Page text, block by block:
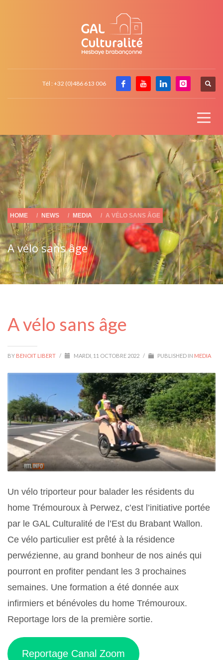
Tél : +32 (0)486 613 006
HOME NEWS MEDIA A VÉLO SANS ÂGE
A vélo sans âge
A vélo sans âge
BY BENOIT LIBERT / MARDI, 11 OCTOBRE 2022 / PUBLISHED IN MEDIA
Un vélo triporteur pour balader les résidents du
home Trémouroux à Perwez, c’est l’initiative portée
par le GAL Culturalité de l’Est du Brabant Wallon.
Ce vélo particulier est prêté à la résidence
perwézienne, au grand bonheur de nos ainés qui
pourront en profiter pendant les 3 prochaines
semaines. Une formation a été donnée aux
infirmiers et bénévoles du home Trémouroux.
Reportage lors de la première sortie.
Reportage Canal Zoom